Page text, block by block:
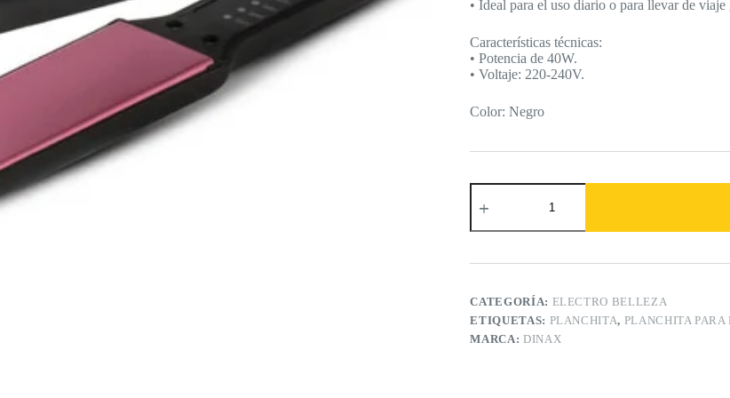
• Ideal para el uso diario o para llevar de
Características técnicas:
• Potencia de 40W.
• Voltaje: 220-240V.
Color: Negro
Planchita
Para
Pelo
cantidad
CATEGORÍA: ELECTRO BELLEZA
ETIQUETAS: PLANCHITA, PLANCHITA PARA
MARCA: DINAX